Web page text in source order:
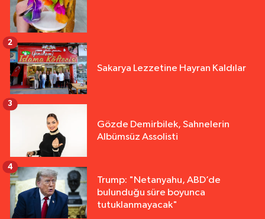
Sakarya Lezzetine Hayran Kaldılar
2
Gözde Demirbilek, Sahnelerin
Albümsüz Assolisti
3
Trump: "Netanyahu, ABD’de
bulunduğu süre boyunca
tutuklanmayacak"
4